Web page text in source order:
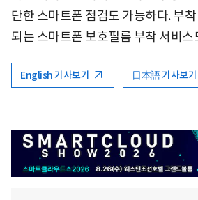
단한 스마트폰 점검도 가능하다. 부
되는 스마트폰 보호필름 부착 서비스
English 기사보기 日本語 기사보기